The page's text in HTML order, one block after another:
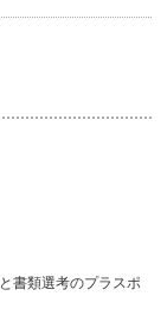
書類選考のプラスポ